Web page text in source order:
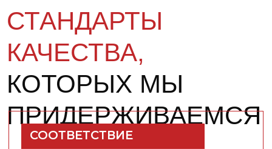
БЕЗОПАСНОСТЬ
Собственная лицензированная
лаборатория позволяет контролировать
качество продукта на всех этапах:
от приёмки сырья до выпуска готовой
КОНТРОЛЬ